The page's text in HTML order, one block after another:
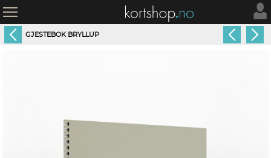
GJESTEBOK BRYLLUP